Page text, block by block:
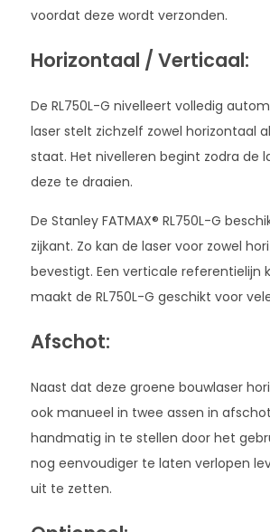
voordat deze wordt verzonden.
Horizontaal / Verticaal:
De RL750L-G nivelleert volledig
laser stelt zichzelf zowel horizontaal
staat. Het nivelleren begint zodra de
deze te draaien.
De Stanley FATMAX® RL750L-G
zijkant. Zo kan de laser voor zowel
bevestigt. Een verticale referentielijn
maakt de RL750L-G geschikt voor
Afschot:
Naast dat deze groene bouwlaser
ook manueel in twee assen in
handmatig in te stellen door het
nog eenvoudiger te laten verlopen
uit te zetten.